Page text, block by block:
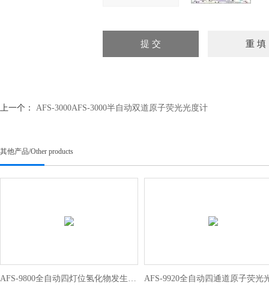
上一个： AFS-3000AFS-3000半自动双道原子荧光光度计
其他产品/Other products
AFS-9800全自动四灯位氢化物发生原子荧光光度计